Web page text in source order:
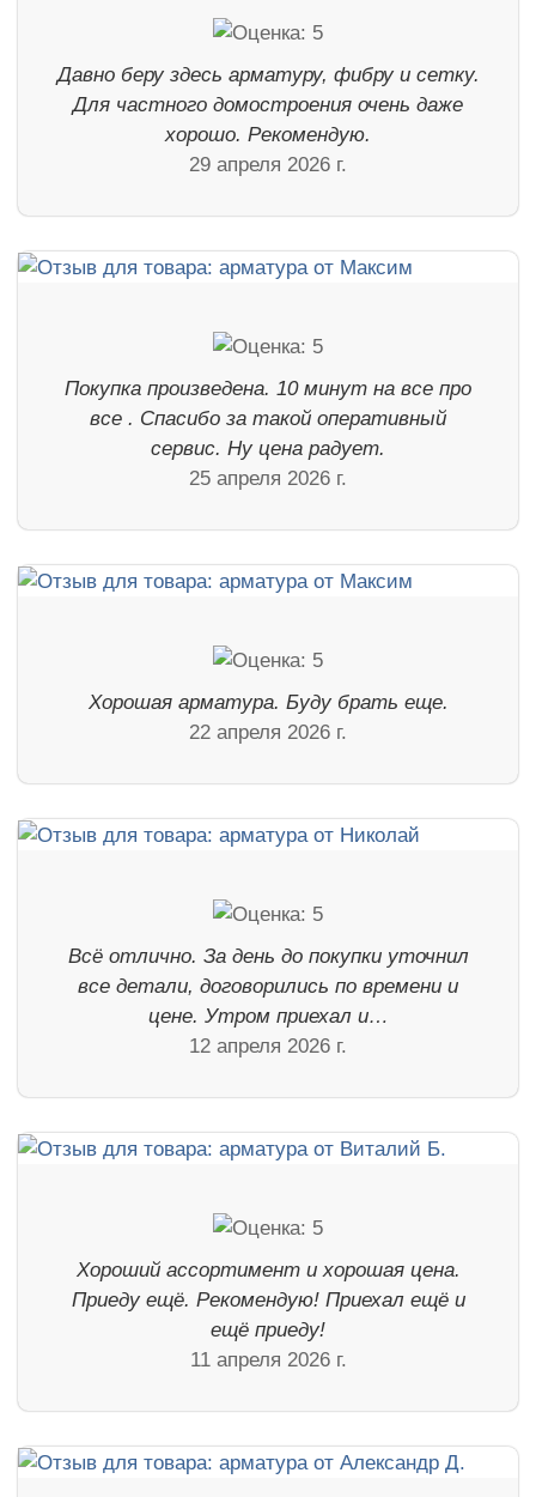
Давно беру здесь арматуру, фибру и сетку.
Для частного домостроения очень даже
хорошо. Рекомендую.
29 апреля 2026 г.
Покупка произведена. 10 минут на все про
все . Спасибо за такой оперативный
сервис. Ну цена радует.
25 апреля 2026 г.
Хорошая арматура. Буду брать еще.
22 апреля 2026 г.
Всё отлично. За день до покупки уточнил
все детали, договорились по времени и
цене. Утром приехал и…
12 апреля 2026 г.
Хороший ассортимент и хорошая цена.
Приеду ещё. Рекомендую! Приехал ещё и
ещё приеду!
11 апреля 2026 г.